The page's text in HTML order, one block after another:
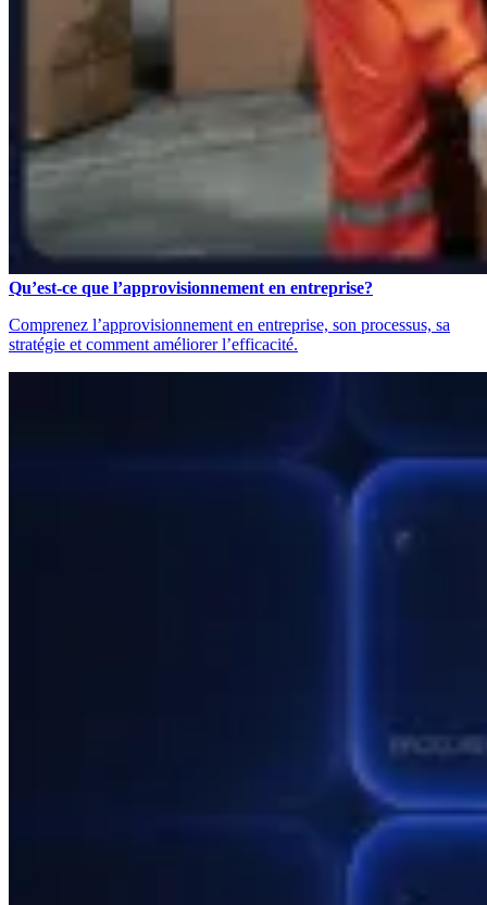
Qu’est-ce que l’approvisionnement en entreprise?
Comprenez l’approvisionnement en entreprise, son processus, sa
stratégie et comment améliorer l’efficacité.